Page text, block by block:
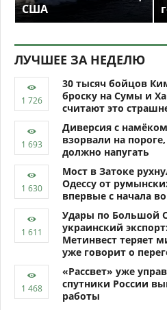
США
ЛУЧШЕЕ ЗА НЕДЕЛЮ
30 тысяч бойцов
броску на Сумы и
считают это
Диверсия с
взорвали на
должно напугать
Мост в Затоке
Одессу от
впервые с начала
Удары по Большой
украинский
Метинвест теряет
уже говорит о
«Рассвет» уже
спутники России
работы